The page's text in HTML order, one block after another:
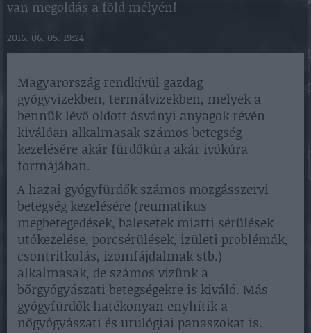
van megoldás a föld mélyén!
2016. 06. 05. 19:24
Magyarország rendkívül gazdag
gyógyvizekben, termálvizekben, melyek a
bennük lévő oldott ásványi anyagok révén
kiválóan alkalmasak számos betegség
kezelésére akár fürdőkúra akár ivókúra
formájában.
A hazai gyógyfürdők számos mozgásszervi
betegség kezelésére (reumatikus
megbetegedések, balesetek miatti sérülések
utókezelése, porcsérülések, izületi problémák,
csontritkulás, izomfájdalmak stb.)
alkalmasak, de számos vizünk a
bőrgyógyászati betegségekre is kiváló. Más
gyógyfürdők hatékonyan enyhítik a
nőgyógyászati és urulógiai panaszokat is.